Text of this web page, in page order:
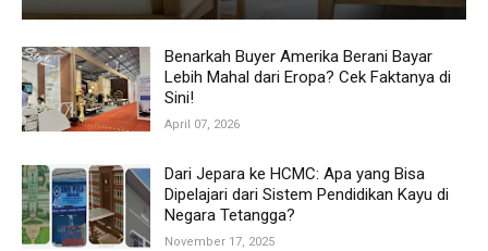
Benarkah Buyer Amerika Berani Bayar
Lebih Mahal dari Eropa? Cek Faktanya di
Sini!
April 07, 2026
Dari Jepara ke HCMC: Apa yang Bisa
Dipelajari dari Sistem Pendidikan Kayu di
Negara Tetangga?
November 17, 2025